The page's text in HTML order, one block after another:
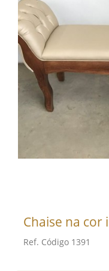
Chaise na
Ref. Código 1391